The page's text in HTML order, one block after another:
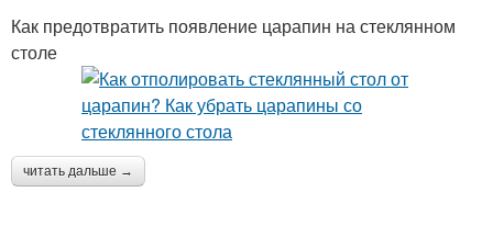
Как предотвратить появление царапин на стеклянном
столе
читать дальше →